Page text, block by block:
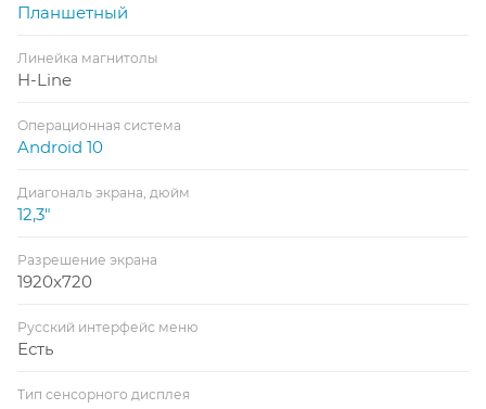
Планшетный
Линейка магнитолы
H-Line
Операционная система
Android 10
Диагональ экрана, дюйм
12,3"
Разрешение экрана
1920x720
Русский интерфейс меню
Есть
Тип сенсорного дисплея